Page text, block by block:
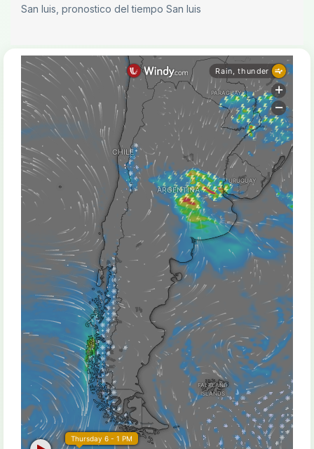
San luis, pronostico del tiempo San luis